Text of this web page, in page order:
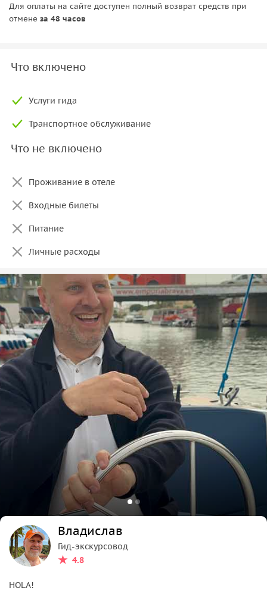
Для оплаты на сайте доступен полный возврат средств при
отмене за 48 часов
Что включено
Услуги гида
Транспортное обслуживание
Что не включено
Проживание в отеле
Входные билеты
Питание
Личные расходы
Владислав
Гид-экскурсовод
4.8
HOLA!